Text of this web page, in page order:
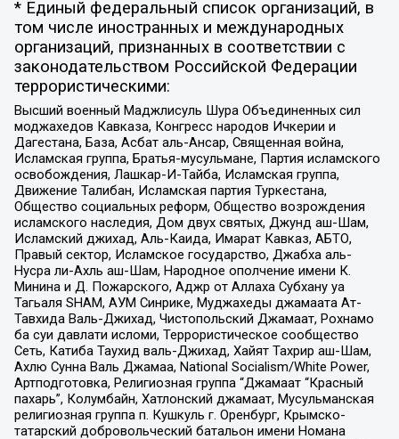
* Единый федеральный список организаций, в
том числе иностранных и международных
организаций, признанных в соответствии с
законодательством Российской Федерации
террористическими:
Высший военный Маджлисуль Шура Объединенных сил
моджахедов Кавказа, Конгресс народов Ичкерии и
Дагестана, База, Асбат аль-Ансар, Священная война,
Исламская группа, Братья-мусульмане, Партия исламского
освобождения, Лашкар-И-Тайба, Исламская группа,
Движение Талибан, Исламская партия Туркестана,
Общество социальных реформ, Общество возрождения
исламского наследия, Дом двух святых, Джунд аш-Шам,
Исламский джихад, Аль-Каида, Имарат Кавказ, АБТО,
Правый сектор, Исламское государство, Джабха аль-
Нусра ли-Ахль аш-Шам, Народное ополчение имени К.
Минина и Д. Пожарского, Аджр от Аллаха Субхану уа
Тагьаля SHAM, АУМ Синрике, Муджахеды джамаата Ат-
Тавхида Валь-Джихад, Чистопольский Джамаат, Рохнамо
ба суи давлати исломи, Террористическое сообщество
Сеть, Катиба Таухид валь-Джихад, Хайят Тахрир аш-Шам,
Ахлю Сунна Валь Джамаа, National Socialism/White Power,
Артподготовка, Религиозная группа “Джамаат “Красный
пахарь”, Колумбайн, Хатлонский джамаат, Мусульманская
религиозная группа п. Кушкуль г. Оренбург, Крымско-
татарский добровольческий батальон имени Номана